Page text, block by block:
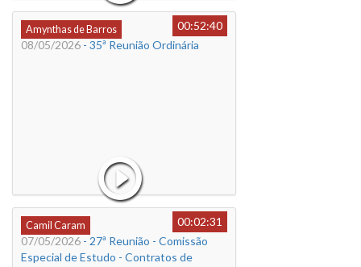
Amynthas de Barros
00:52:40
08/05/2026 - 35ª Reunião Ordinária
Camil Caram
00:02:31
07/05/2026 - 27ª Reunião - Comissão
Especial de Estudo - Contratos de